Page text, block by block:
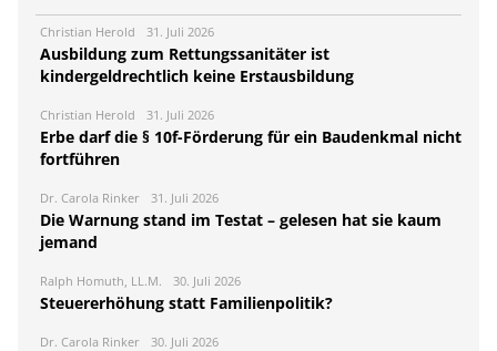
Christian Herold 31. Juli 2026
Ausbildung zum Rettungssanitäter ist
kindergeldrechtlich keine Erstausbildung
Christian Herold 31. Juli 2026
Erbe darf die § 10f-Förderung für ein Baudenkmal nicht
fortführen
Dr. Carola Rinker 31. Juli 2026
Die Warnung stand im Testat – gelesen hat sie kaum
jemand
Ralph Homuth, LL.M. 30. Juli 2026
Steuererhöhung statt Familienpolitik?
Dr. Carola Rinker 30. Juli 2026